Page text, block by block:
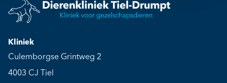
Kliniek
Culemborgse Grintweg 2
4003 CJ Tiel